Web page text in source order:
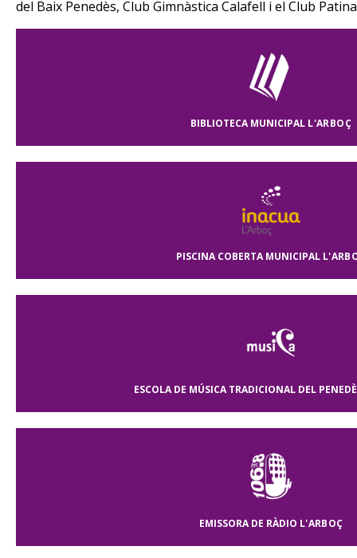
del Baix Penedès, Club Gimnàstica Calafell i el Club
BIBLIOTECA MUNICIPAL L'ARBOÇ
PISCINA COBERTA MUNICIPAL
ESCOLA DE MÚSICA TRADICIONAL DEL
EMISSORA DE RÀDIO L'ARBOÇ